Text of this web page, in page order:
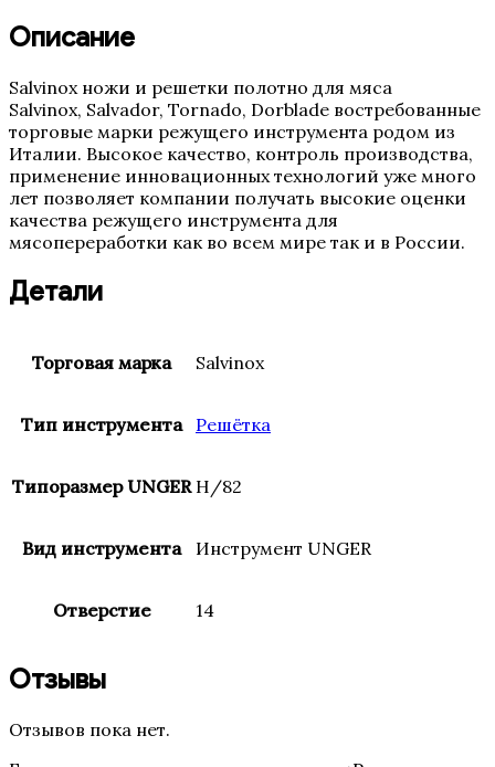
мм)
Описание
Salvinox ножи и решетки полотно для мяса
Salvinox, Salvador, Tornado, Dorblade востребованные
торговые марки режущего инструмента родом из
Италии. Высокое качество, контроль производства,
применение инновационных технологий уже много
лет позволяет компании получать высокие оценки
качества режущего инструмента для
мясопереработки как во всем мире так и в России.
Детали
Торговая марка Salvinox
Тип инструмента Решётка
Типоразмер UNGER H/82
Вид инструмента Инструмент UNGER
Отверстие 14
Отзывы
Отзывов пока нет.